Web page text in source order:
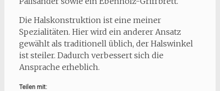
Die Halskonstruktion ist eine meiner
Spezialitäten. Hier wird ein anderer Ansatz
gewählt als traditionell üblich, der Halswinkel
ist steiler. Dadurch verbessert sich die
Ansprache erheblich.
Teilen mit: